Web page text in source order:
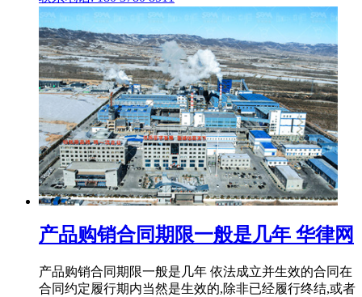
产品购销合同期限一般是几年 华律网
产品购销合同期限一般是几年 依法成立并生效的合同在
合同约定履行期内当然是生效的,除非已经履行终结,或者